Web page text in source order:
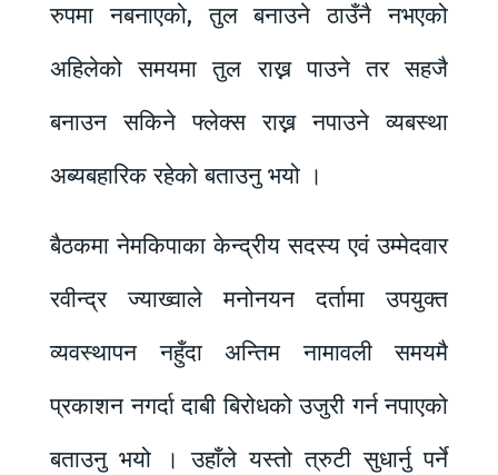
रुपमा नबनाएको, तुल बनाउने ठाउँनै नभएको
अहिलेको समयमा तुल राख्न पाउने तर सहजै
बनाउन सकिने फ्लेक्स राख्न नपाउने व्यबस्था
अब्यबहारिक रहेको बताउनु भयो ।
बैठकमा नेमकिपाका केन्द्रीय सदस्य एवं उम्मेदवार
रवीन्द्र ज्याख्वाले मनोनयन दर्तामा उपयुक्त
व्यवस्थापन नहुँदा अन्तिम नामावली समयमै
प्रकाशन नगर्दा दाबी बिरोधको उजुरी गर्न नपाएको
बताउनु भयो । उहाँले यस्तो त्रुटी सुधार्नु पर्ने